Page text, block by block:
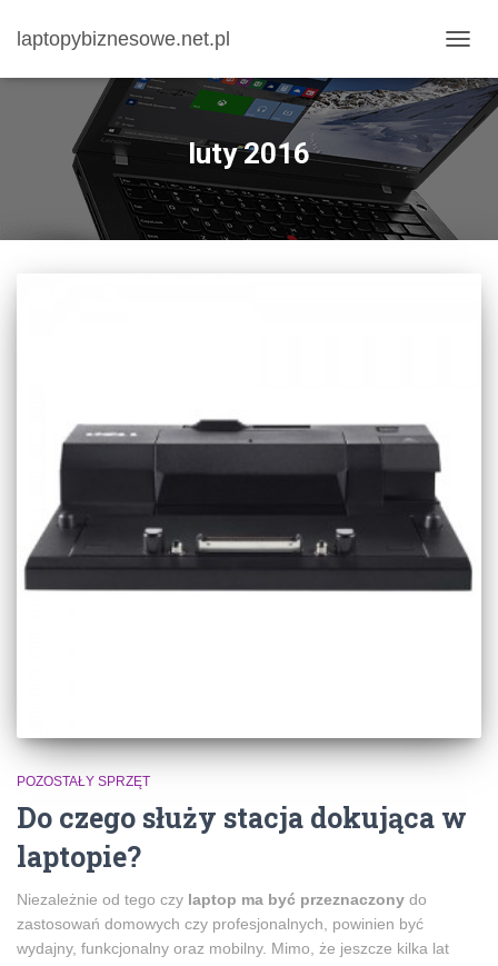
laptopybiznesowe.net.pl
luty 2016
POZOSTAŁY SPRZĘT
Do czego służy stacja dokująca w
laptopie?
Niezależnie od tego czy laptop ma być przeznaczony do
zastosowań domowych czy profesjonalnych, powinien być
wydajny, funkcjonalny oraz mobilny. Mimo, że jeszcze kilka lat